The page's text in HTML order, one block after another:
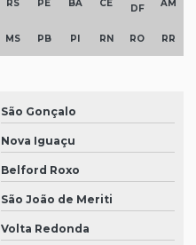
RS PE BA CE
DF
AM
MS PB PI RN RO RR
São Gonçalo
Nova Iguaçu
Belford Roxo
São João de Meriti
Volta Redonda